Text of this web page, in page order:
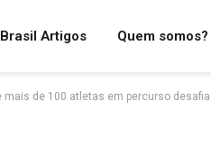
Artigos Quem somos?
de 100 atletas em percurso